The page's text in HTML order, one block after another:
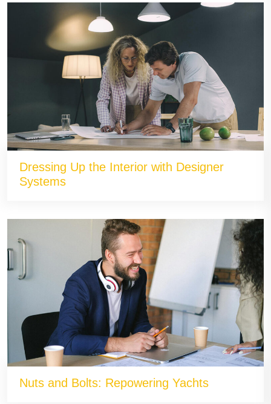
Dressing Up the Interior with Designer
Systems
Nuts and Bolts: Repowering Yachts